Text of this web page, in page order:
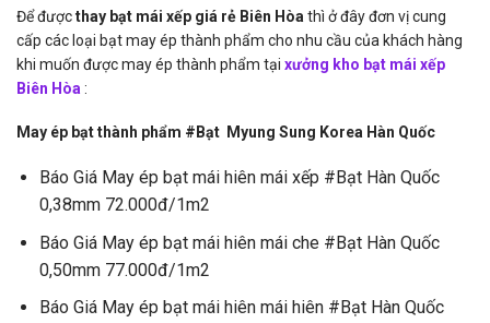
Để đượcthay bạt mái xếp giá rẻ Biên Hòa thì ở đây đơn vị cung
cấp các loại bạt may ép thành phẩm cho nhu cầu của khách hàng
khi muốn được may ép thành phẩm tại xưởng kho bạt mái xếp
Biên Hòa :
May ép bạt thành phẩm #Bạt Myung Sung Korea Hàn Quốc
Báo Giá May ép bạt mái hiên mái xếp #Bạt Hàn Quốc
0,38mm 72.000đ/1m2
Báo Giá May ép bạt mái hiên mái che #Bạt Hàn Quốc
0,50mm 77.000đ/1m2
Báo Giá May ép bạt mái hiên mái hiên #Bạt Hàn Quốc